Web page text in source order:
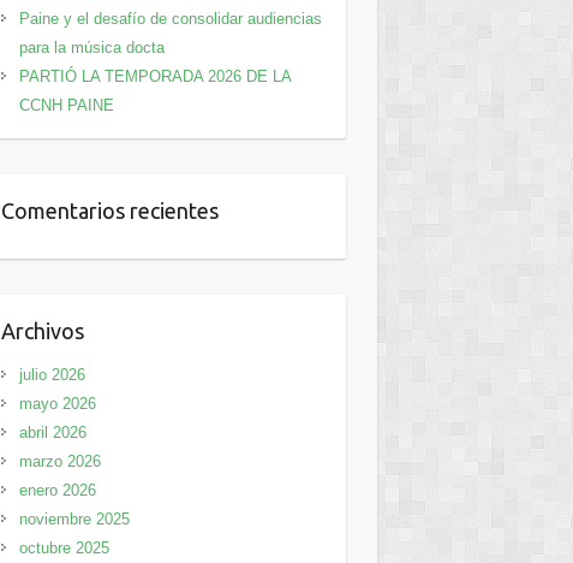
Paine y el desafío de consolidar audiencias
para la música docta
PARTIÓ LA TEMPORADA 2026 DE LA
CCNH PAINE
Comentarios recientes
Archivos
julio 2026
mayo 2026
abril 2026
marzo 2026
enero 2026
noviembre 2025
octubre 2025